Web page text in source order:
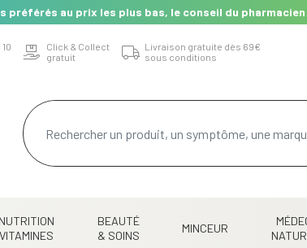
préférés au prix les plus bas, le conseil du pharmacien
Click & Collect
gratuit
Livraison gratuite dès 69€
sous conditions
NUTRITION
VITAMINES
BEAUTÉ
& SOINS
MINCEUR